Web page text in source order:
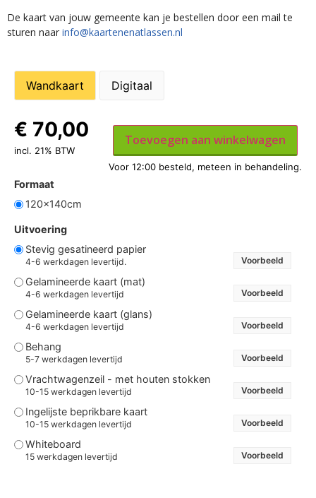
De kaart van jouw gemeente kan je bestellen door een mail te
sturen naar info@kaartenenatlassen.nl
Wandkaart Digitaal
Formaat
120x140cm
Uitvoering
Stevig gesatineerd papier
4-6 werkdagen levertijd. Voorbeeld
Gelamineerde kaart (mat)
4-6 werkdagen levertijd Voorbeeld
Gelamineerde kaart (glans)
4-6 werkdagen levertijd Voorbeeld
Behang
5-7 werkdagen levertijd Voorbeeld
Vrachtwagenzeil - met houten stokken
10-15 werkdagen levertijd Voorbeeld
Ingelijste beprikbare kaart
10-15 werkdagen levertijd Voorbeeld
Whiteboard
15 werkdagen levertijd Voorbeeld
€ 70,00
incl. 21% BTW
Toevoegen aan winkelwagen